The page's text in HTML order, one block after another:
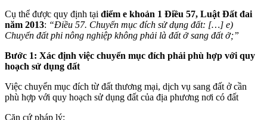
Cụ thể được quy định tại điểm e khoản 1 Điều 57, Luật Đất đai
năm 2013: “Điều 57. Chuyển mục đích sử dụng đất: […] e)
Chuyển đất phi nông nghiệp không phải là đất ở sang đất ở;”
Bước 1: Xác định việc chuyển mục đích phải phù hợp với quy
hoạch sử dụng đất
Việc chuyển mục đích từ đất thương mại, dịch vụ sang đất ở cần
phù hợp với quy hoạch sử dụng đất của địa phương nơi có đất
Căn cứ pháp lý: